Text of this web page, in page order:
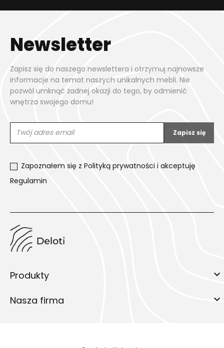
Newsletter
Zapisz się do naszego newslettera i otrzymuj najnowsze
informacje na temat naszych unikalnych mebli. Nie
pozwól umknąć żadnej okazji do tego, by odmienić
wnętrza swojego domu!
Zapoznałem się z Polityką prywatności i akceptuję
Regulamin
Produkty 
Nasza firma 